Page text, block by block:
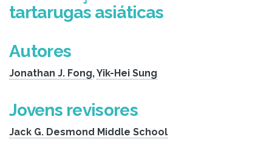
tartarugas asiáticas
Autores
Jonathan J. Fong,Yik-Hei Sung
Jovens revisores
Jack G. Desmond Middle School